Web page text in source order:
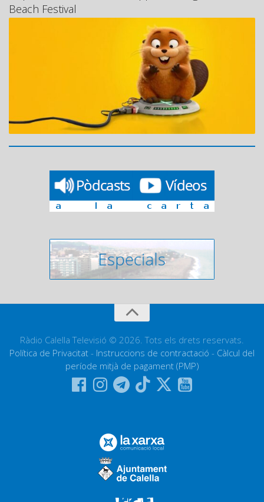
Beach Festival
Ràdio Calella Televisió © 2026. Tots els drets reservats.
Política de Privacitat - Instruccions de contractació - Càlcul del
període mitjà de pagament (PMP)